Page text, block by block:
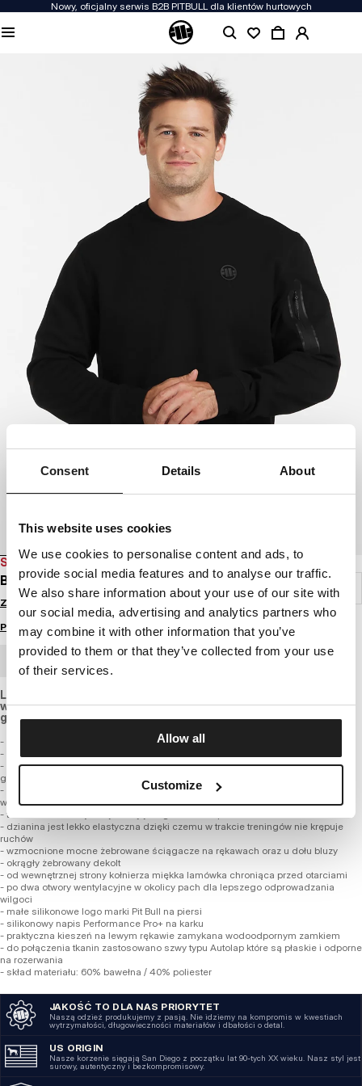
Consent Details About
This website uses cookies
We use cookies to personalise content and ads, to
provide social media features and to analyse our traffic.
We also share information about your use of our site with
our social media, advertising and analytics partners who
may combine it with other information that you’ve
provided to them or that they’ve collected from your use
of their services.
Allow all
Customize
Nowy, oficjalny serwis B2B PITBULL dla klientów hurtowych
SALE
BLUZA MĘSKA SEAHILL
Zaloguj się by zobaczyć ceny
Przewodnik po rozmiarach
ZAMÓWIENIE HURTOWE
Lekko elastyczna bluza o regularnym kroju, z
wysokogatunkowej tkaniny bawełnianej o standardowej
grubości.
- profesjonalna linia Performance Pro+
- bardziej dopasowany do sylwetki sportowy fason
- bluza wykonana z wysokogatunkowej mieszanki bawełny z poliestrem o
gramaturze 300 g/m2
- dzięki zastosowaniu syntetycznych włókien bluza zachowuje swój fason po
wielu praniach
- tkanina od wewnętrznej strony jest gładka i nie podrażnia naskórka
- dzianina jest lekko elastyczna dzięki czemu w trakcie treningów nie krępuje
ruchów
- wzmocnione mocne żebrowane ściągacze na rękawach oraz u dołu bluzy
- okrągły żebrowany dekolt
- od wewnętrznej strony kołnierza miękka lamówka chroniąca przed otarciami
- po dwa otwory wentylacyjne w okolicy pach dla lepszego odprowadzania
wilgoci
- małe silikonowe logo marki Pit Bull na piersi
- silikonowy napis Performance Pro+ na karku
- praktyczna kieszeń na lewym rękawie zamykana wodoodpornym zamkiem
- do połączenia tkanin zastosowano szwy typu Autolap które są płaskie i odporne
na rozerwania
- skład materiału: 60% bawełna / 40% poliester
JAKOŚĆ TO DLA NAS PRIORYTET
Naszą odzież produkujemy z pasją. Nie idziemy na kompromis w kwestiach
wytrzymałości, długowieczności materiałów i dbałości o detal.
US ORIGIN
Nasze korzenie sięgają San Diego z początku lat 90-tych XX wieku. Nasz styl jest
surowy, autentyczny i bezkompromisowy.